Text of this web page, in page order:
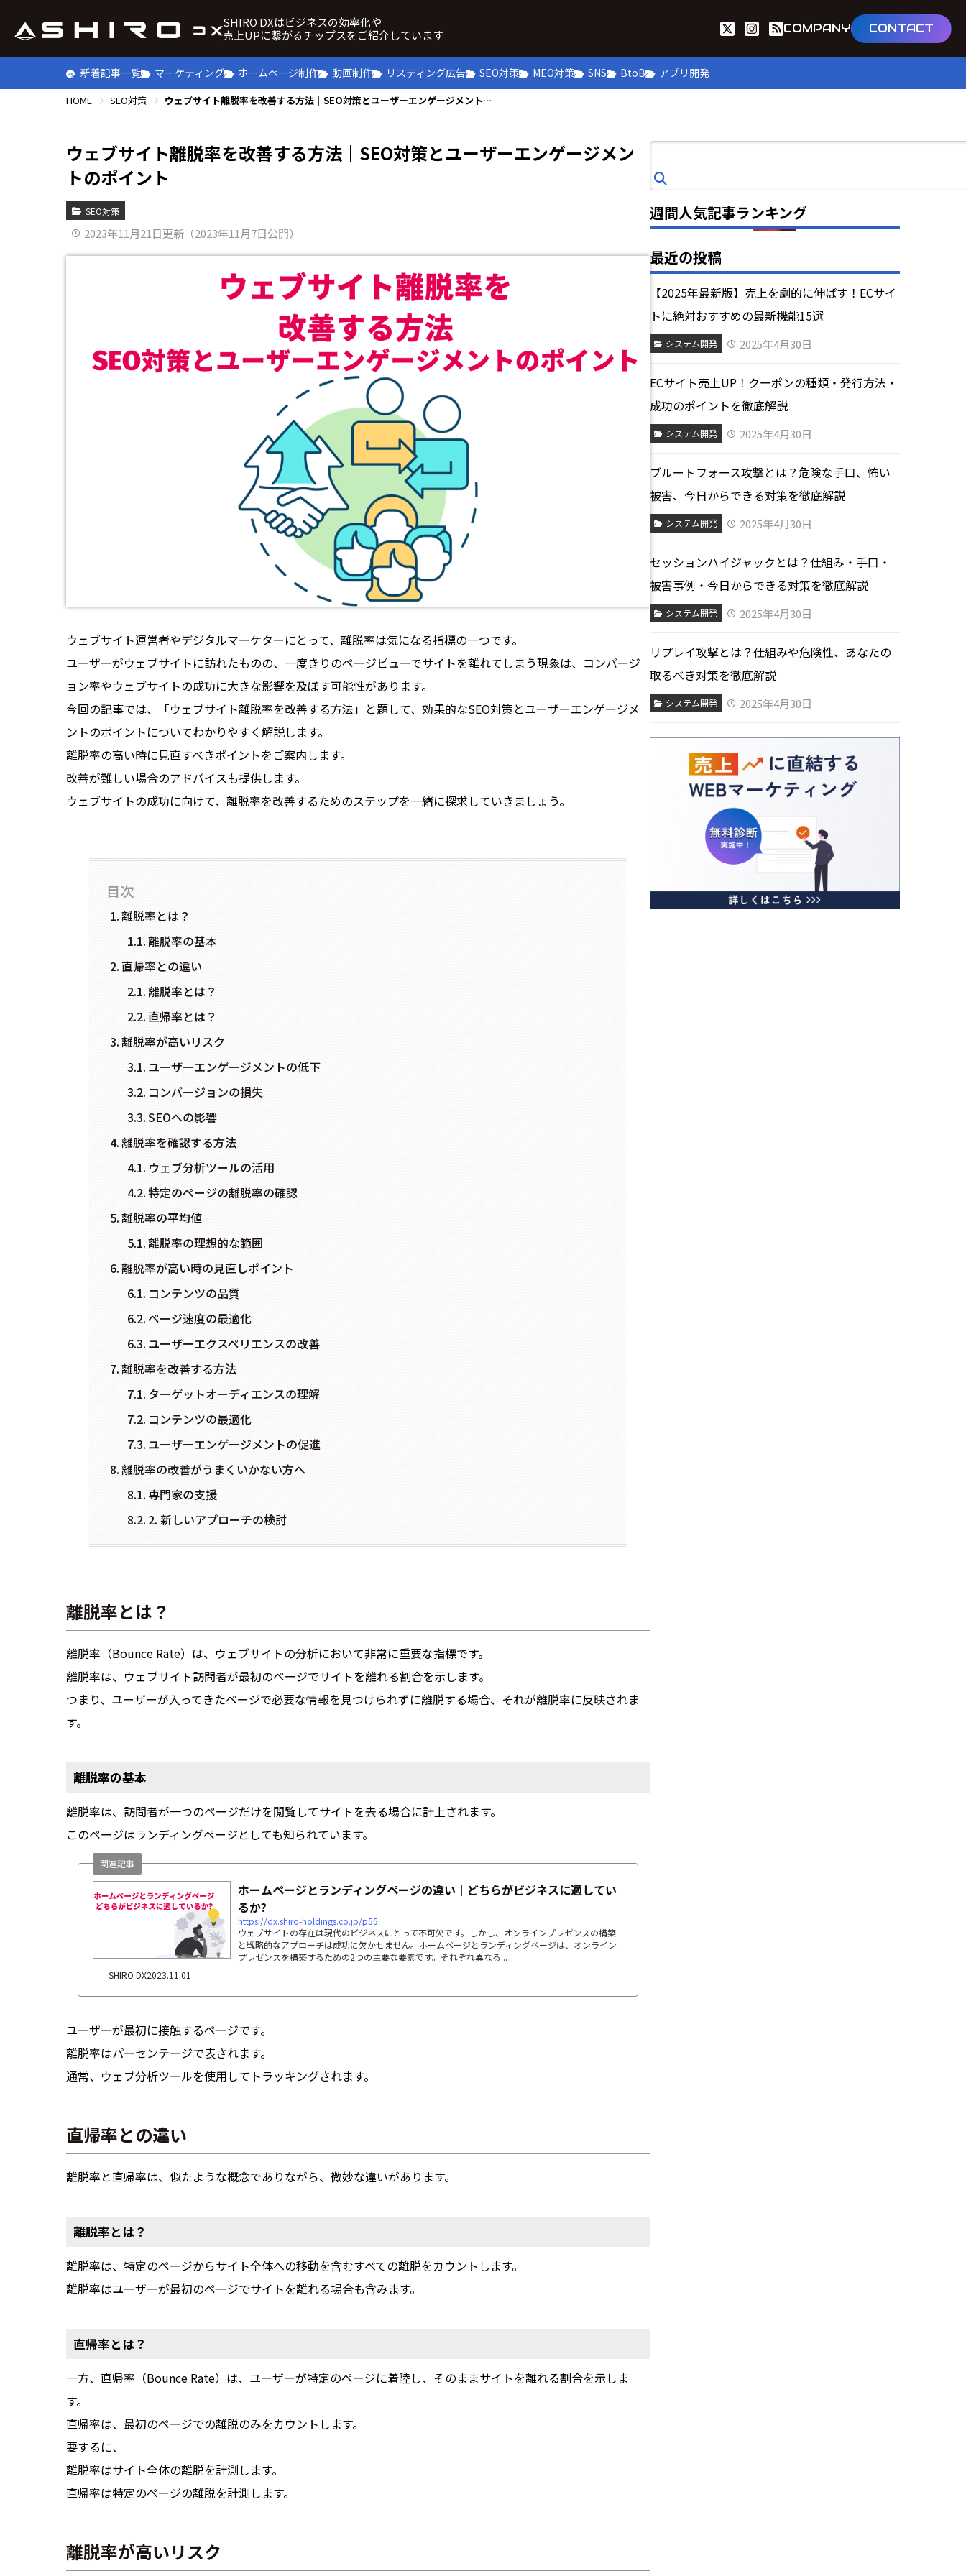
SHIRO DXはビジネスの効率化や
売上UPに繋がるチップスをご紹介しています
COMPANY CONTACT
新着記事一覧 マーケティング ホームページ制作 動画制作 リスティング広告 SEO対策 MEO対策 SNS BtoB アプリ開発
HOME SEO対策 ウェブサイト離脱率を改善する方法｜SEO対策とユーザーエンゲージメントのポイント
ウェブサイト離脱率を改善する方法｜SEO対策とユーザーエンゲージメン
トのポイント
SEO対策
2023年11月21日更新（2023年11月7日公開）
ウェブサイト運営者やデジタルマーケターにとって、離脱率は気になる指標の一つです。
ユーザーがウェブサイトに訪れたものの、一度きりのページビューでサイトを離れてしまう現象は、コンバージ
ョン率やウェブサイトの成功に大きな影響を及ぼす可能性があります。
今回の記事では、「ウェブサイト離脱率を改善する方法」と題して、効果的なSEO対策とユーザーエンゲージメ
ントのポイントについてわかりやすく解説します。
離脱率の高い時に見直すべきポイントをご案内します。
改善が難しい場合のアドバイスも提供します。
ウェブサイトの成功に向けて、離脱率を改善するためのステップを一緒に探求していきましょう。
目次
離脱率とは？
離脱率の基本
直帰率との違い
離脱率とは？
直帰率とは？
離脱率が高いリスク
ユーザーエンゲージメントの低下
コンバージョンの損失
SEOへの影響
離脱率を確認する方法
ウェブ分析ツールの活用
特定のページの離脱率の確認
離脱率の平均値
離脱率の理想的な範囲
離脱率が高い時の見直しポイント
コンテンツの品質
ページ速度の最適化
ユーザーエクスペリエンスの改善
離脱率を改善する方法
ターゲットオーディエンスの理解
コンテンツの最適化
ユーザーエンゲージメントの促進
離脱率の改善がうまくいかない方へ
専門家の支援
2. 新しいアプローチの検討
離脱率とは？
離脱率（Bounce Rate）は、ウェブサイトの分析において非常に重要な指標です。
離脱率は、ウェブサイト訪問者が最初のページでサイトを離れる割合を示します。
つまり、ユーザーが入ってきたページで必要な情報を見つけられずに離脱する場合、それが離脱率に反映されま
す。
離脱率の基本
離脱率は、訪問者が一つのページだけを閲覧してサイトを去る場合に計上されます。
このページはランディングページとしても知られています。
ホームページとランディングページの違い｜どちらがビジネスに適してい
るか?
https://dx.shiro-holdings.co.jp/p55
ウェブサイトの存在は現代のビジネスにとって不可欠です。しかし、オンラインプレゼンスの構築
と戦略的なアプローチは成功に欠かせません。ホームページとランディングページは、オンライン
プレゼンスを構築するための2つの主要な要素です。それぞれ異なる...
SHIRO DX
関連記事
2023.11.01
ユーザーが最初に接触するページです。
離脱率はパーセンテージで表されます。
通常、ウェブ分析ツールを使用してトラッキングされます。
直帰率との違い
離脱率と直帰率は、似たような概念でありながら、微妙な違いがあります。
離脱率とは？
離脱率は、特定のページからサイト全体への移動を含むすべての離脱をカウントします。
離脱率はユーザーが最初のページでサイトを離れる場合も含みます。
直帰率とは？
一方、直帰率（Bounce Rate）は、ユーザーが特定のページに着陸し、そのままサイトを離れる割合を示しま
す。
直帰率は、最初のページでの離脱のみをカウントします。
要するに、
離脱率はサイト全体の離脱を計測します。
直帰率は特定のページの離脱を計測します。
離脱率が高いリスク
索
週間人気記事ランキング
最近の投稿
【2025年最新版】売上を劇的に伸ばす！ECサイ
トに絶対おすすめの最新機能15選
システム開発 2025年4月30日
ECサイト売上UP！クーポンの種類・発行方法・
成功のポイントを徹底解説
システム開発 2025年4月30日
ブルートフォース攻撃とは？危険な手口、怖い
被害、今日からできる対策を徹底解説
システム開発 2025年4月30日
セッションハイジャックとは？仕組み・手口・
被害事例・今日からできる対策を徹底解説
システム開発 2025年4月30日
リプレイ攻撃とは？仕組みや危険性、あなたの
取るべき対策を徹底解説
システム開発 2025年4月30日